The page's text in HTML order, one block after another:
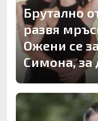
Брутално
развя
Ожени се
Симона, за